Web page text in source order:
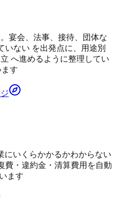
宴会、法事、接待、団体な
いない を出発点に、用途別
へ進めるように整理してい
す
にいくらかかるかわからない
費・違約金・清算費用を自動
ます